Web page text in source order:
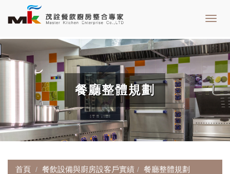
餐廳整體規劃
首頁 餐飲設備與廚房設客戶實績 餐廳整體規劃